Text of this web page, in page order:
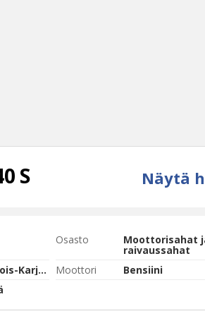
Näytä
S
Osasto Moottorisahat
raivaussahat
Joensuu, Pohjois-Karjala Moottori
Bensiini